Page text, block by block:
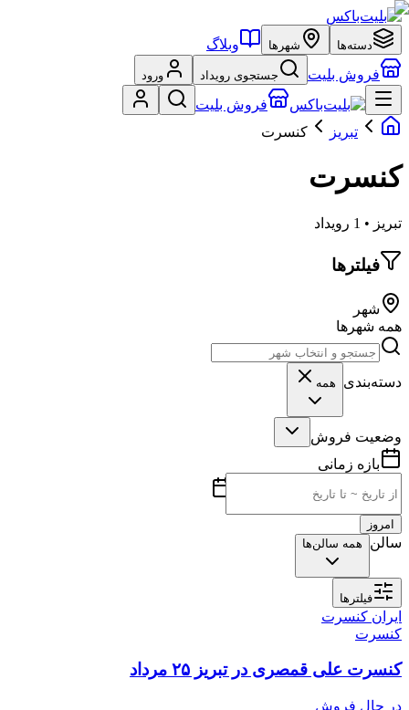
دسته‌ها شهرها
وبلاگ
فروش بلیت
جستجوی رویداد ورود
فروش بلیت
تبریز
کنسرت
کنسرت
تبریز • 1 رویداد
فیلترها
شهر
همه شهرها
دسته‌بندی همه
وضعیت فروش
بازه زمانی
امروز
سالن همه سالن‌ها
فیلترها
ایران کنسرت
کنسرت
کنسرت علی قمصری در تبریز ۲۵ مرداد
در حال فروش